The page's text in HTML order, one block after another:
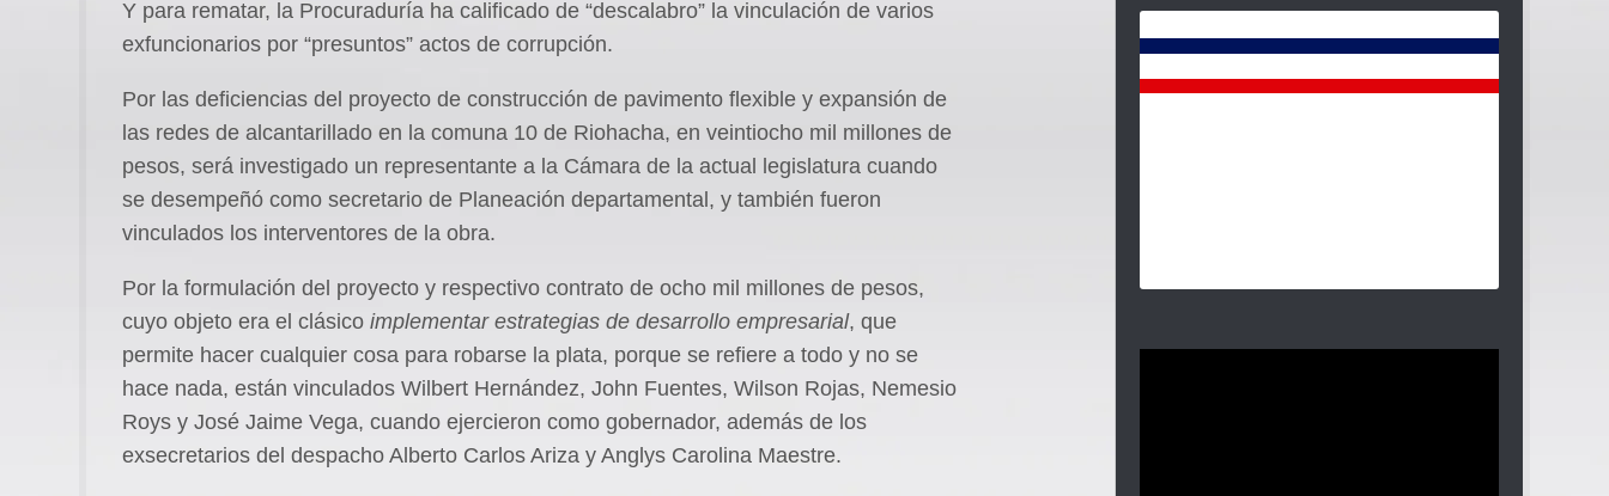
Y para rematar, la Procuraduría ha calificado de “descalabro” la vinculación de varios
exfuncionarios por “presuntos” actos de corrupción.
Por las deficiencias del proyecto de construcción de pavimento flexible y expansión de
las redes de alcantarillado en la comuna 10 de Riohacha, en veintiocho mil millones de
pesos, será investigado un representante a la Cámara de la actual legislatura cuando
se desempeñó como secretario de Planeación departamental, y también fueron
vinculados los interventores de la obra.
Por la formulación del proyecto y respectivo contrato de ocho mil millones de pesos,
cuyo objeto era el clásico implementarestrategias de desarrollo empresarial, que
permite hacer cualquier cosa para robarse la plata, porque se refiere a todo y no se
hace nada, están vinculados Wilbert Hernández, John Fuentes, Wilson Rojas, Nemesio
Roys y José Jaime Vega, cuando ejercieron como gobernador, además de los
exsecretarios del despacho Alberto Carlos Ariza y Anglys Carolina Maestre.